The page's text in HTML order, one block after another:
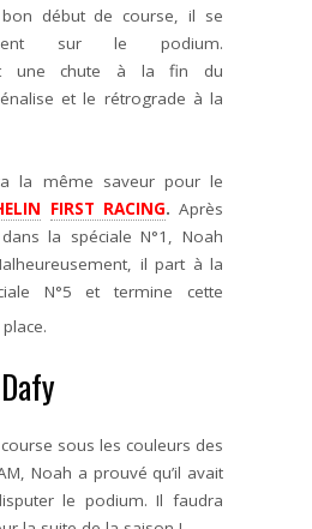
bon début de course, il se
sur le podium.
une chute à la fin du
et le rétrograde à la
la même saveur pour le
FIRST RACING. Après
la spéciale N°1, Noah
il part à la
N°5 et termine cette
place.
sous les couleurs des
Noah a prouvé qu’il avait
le podium. Il faudra